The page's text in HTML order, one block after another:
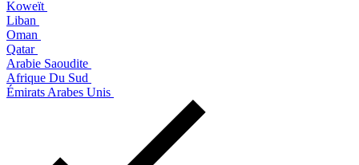
Koweït
Liban
Oman
Qatar
Arabie Saoudite
Afrique Du Sud
Émirats Arabes Unis